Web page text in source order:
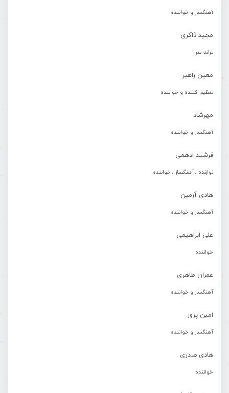
آهنگساز و خواننده
مجید ذاکری
ترانه سرا
معین راهبر
تنظیم کننده و خواننده
مهرشاد
آهنگساز و خواننده
فرشید ادهمی
نوازنده ، آهنگساز ، خواننده
هادی آرمین
آهنگساز و خواننده
علی ابراهیمی
خواننده
عمران طاهری
آهنگساز و خواننده
امین پرور
آهنگساز و خواننده
هادی صدری
خواننده